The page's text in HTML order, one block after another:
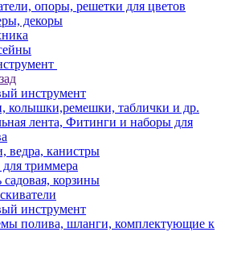
опоры, решетки для цветов
декоры
инструмент
колышки,ремешки, таблички и др.
лента, Фитинги и наборы для
ведра, канистры
для триммера
садовая, корзины
инструмент
полива, шланги, комплектующие к